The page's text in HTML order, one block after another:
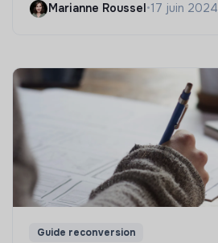
Marianne Roussel•17 juin 2024
Guide reconversion